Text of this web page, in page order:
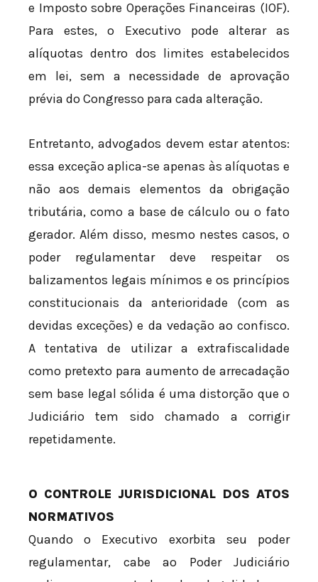
e Imposto sobre Operações Financeiras (IOF).
Para estes, o Executivo pode alterar as
alíquotas dentro dos limites estabelecidos
em lei, sem a necessidade de aprovação
prévia do Congresso para cada alteração.
Entretanto, advogados devem estar atentos:
essa exceção aplica-se apenas às alíquotas e
não aos demais elementos da obrigação
tributária, como a base de cálculo ou o fato
gerador. Além disso, mesmo nestes casos, o
poder regulamentar deve respeitar os
balizamentos legais mínimos e os princípios
constitucionais da anterioridade (com as
devidas exceções) e da vedação ao confisco.
A tentativa de utilizar a extrafiscalidade
como pretexto para aumento de arrecadação
sem base legal sólida é uma distorção que o
Judiciário tem sido chamado a corrigir
repetidamente.
O CONTROLE JURISDICIONAL DOS ATOS
NORMATIVOS
Quando o Executivo exorbita seu poder
regulamentar, cabe ao Poder Judiciário